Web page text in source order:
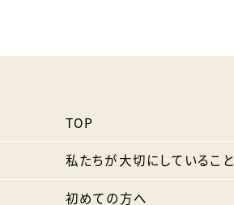
TOP
私たちが大切にしていること
初めての方へ